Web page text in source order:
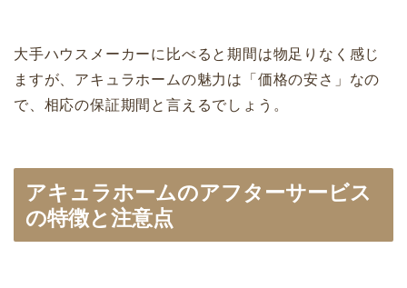
大手ハウスメーカーに比べると期間は物足りなく感じ
ますが、アキュラホームの魅力は「価格の安さ」なの
で、相応の保証期間と言えるでしょう。
アキュラホームのアフターサービス
の特徴と注意点